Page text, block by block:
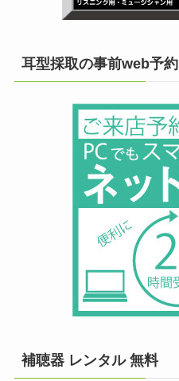
耳型採取の事前web予約
補聴器 レンタル 無料